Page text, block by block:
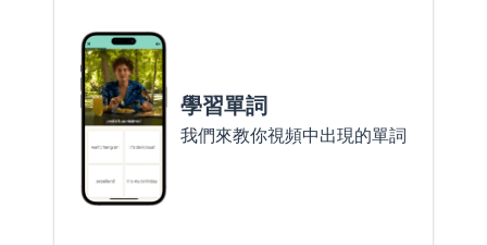
學習單詞
我們來教你視頻中出現的單詞